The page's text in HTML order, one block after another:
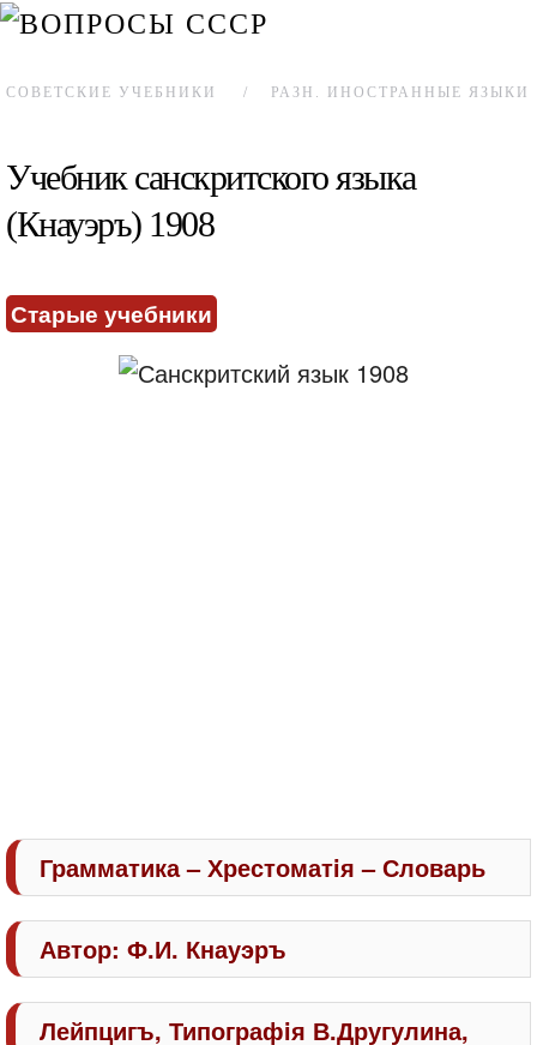
СОВЕТСКИЕ УЧЕБНИКИ РАЗН. ИНОСТРАННЫЕ ЯЗЫКИ
Учебник санскритского языка
(Кнауэръ) 1908
Старые учебники
Грамматика – Хрестоматiя – Словарь
Автор: Ф.И. Кнауэръ
Лейпцигъ, Типографiя В.Другулина,